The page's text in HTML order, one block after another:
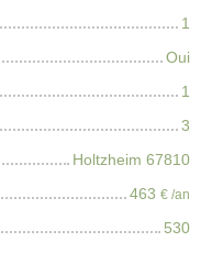
1
Oui
1
3
Holtzheim 67810
463 € /an
530